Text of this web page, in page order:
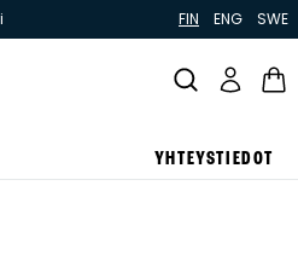
FIN ENG SWE
YHTEYSTIEDOT